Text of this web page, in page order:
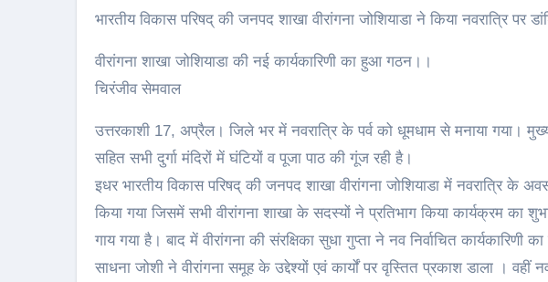
भारतीय विकास परिषद् की जनपद शाखा वीरांगना जोशियाडा ने किया नवरात्रि पर
वीरांगना शाखा जोशियाडा की नई कार्यकारिणी का हुआ गठन।।
चिरंजीव सेमवाल
उत्तरकाशी 17, अप्रैल। जिले भर में नवरात्रि के पर्व को धूमधाम से मनाया गया।
सहित सभी दुर्गा मंदिरों में घंटियों व पूजा पाठ की गूंज रही है।
इधर भारतीय विकास परिषद् की जनपद शाखा वीरांगना जोशियाडा में नवरात्रि के
किया गया जिसमें सभी वीरांगना शाखा के सदस्यों ने प्रतिभाग किया कार्यक्रम का
गाय गया है। बाद में वीरांगना की संरक्षिका सुधा गुप्ता ने नव निर्वाचित कार्यकारिणी
साधना जोशी ने वीरांगना समूह के उद्देश्यों एवं कार्यों पर वृस्तित प्रकाश डाला । वहीं